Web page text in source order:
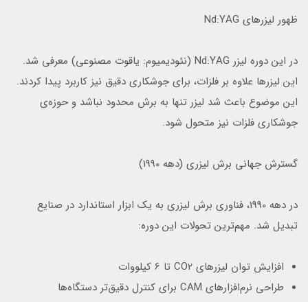
ظهور لیزرهای Nd:YAG
در این دوره لیزر Nd:YAG (نئودیمیوم: یاقوت مصنوعی) معرفی شد.
این لیزرها علاوه بر فلزات، برای جوشکاری دقیق نیز کاربرد پیدا کردند.
این موضوع باعث شد لیزر تنها به برش محدود نباشد و حوزه‌ی
جوشکاری فلزات نیز متحول شود.
گسترش جهانی برش لیزری (دهه 1990)
در دهه 1990، فناوری برش لیزری به یک ابزار استاندارد در صنایع
تبدیل شد. مهم‌ترین تحولات این دوره:
افزایش توان لیزرهای CO2 تا 6 کیلووات
طراحی نرم‌افزارهای CAM برای کنترل دقیق‌تر دستگاه‌ها